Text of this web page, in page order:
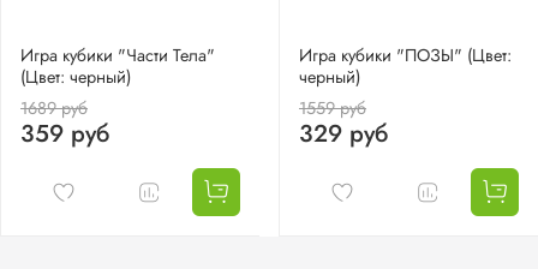
Игра кубики "Части Тела"
(Цвет: черный)
1689 руб
359 руб
Игра кубики "ПОЗЫ" (Цвет:
черный)
1559 руб
329 руб